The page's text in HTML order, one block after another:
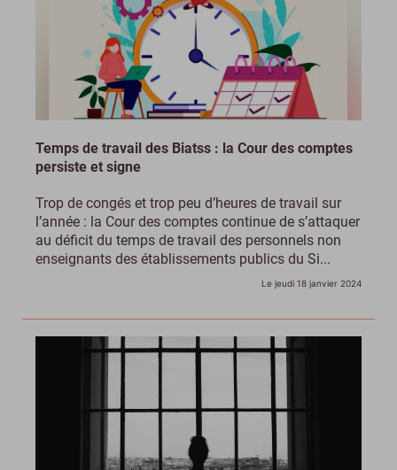
Temps de travail des Biatss : la Cour des comptes
persiste et signe
Trop de congés et trop peu d’heures de travail sur
l’année : la Cour des comptes continue de s’attaquer
au déficit du temps de travail des personnels non
enseignants des établissements publics du Si...
Le jeudi 18 janvier 2024